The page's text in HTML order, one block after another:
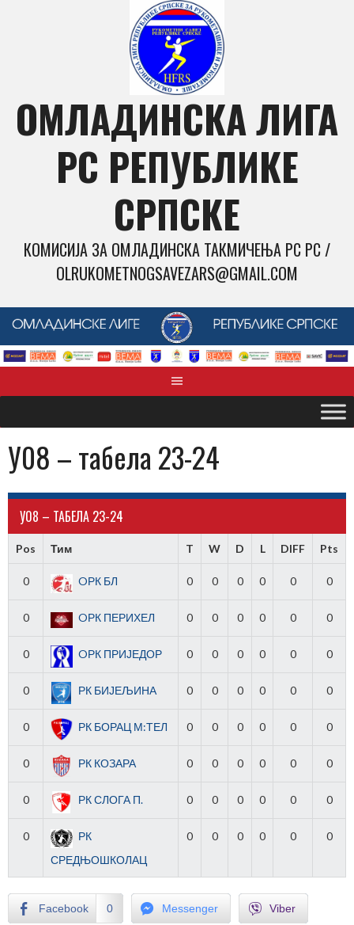
ОМЛАДИНСКА ЛИГА
РС РЕПУБЛИКЕ
СРПСКЕ
КОМИСИЈА ЗА ОМЛАДИНСКА ТАКМИЧЕЊА РС РС /
OLRUKOMETNOGSAVEZARS@GMAIL.COM
У08 – табела 23-24
У08 – ТАБЕЛА 23-24
Pos Тим T W D L DIFF Pts
0 OРК БЛ 0 0 0 0 0 0
0 OРК ПЕРИХЕЛ 0 0 0 0 0 0
0 OРК ПРИЈЕДОР 0 0 0 0 0 0
0 РК БИЈЕЉИНА 0 0 0 0 0 0
0 РК БОРАЦ М:ТЕЛ 0 0 0 0 0 0
0 РК КОЗАРА 0 0 0 0 0 0
0 РК СЛОГА П. 0 0 0 0 0 0
0
РК
СРЕДЊОШКОЛАЦ
0 0 0 0 0 0
Facebook 0 Messenger Viber